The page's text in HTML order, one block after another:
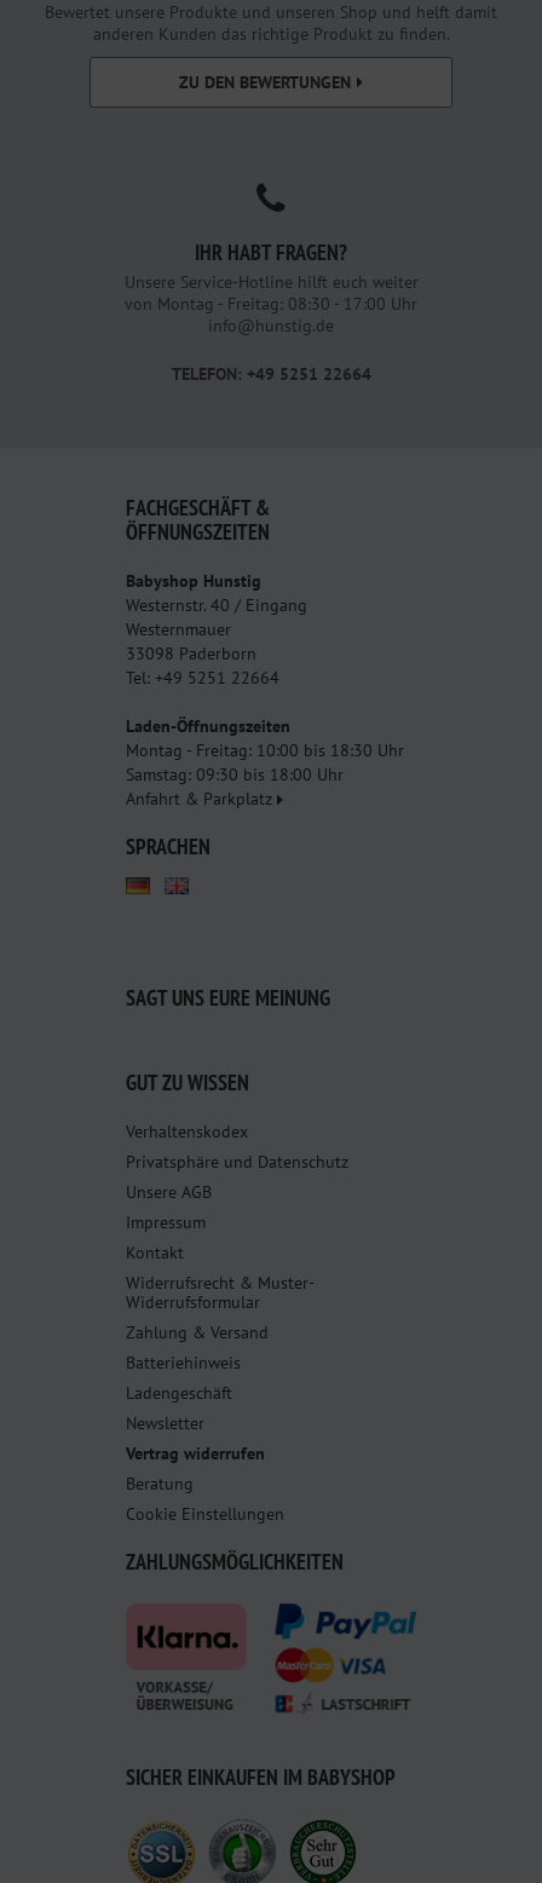
Bewertet unsere Produkte und unseren Shop und helft damit
anderen Kunden das richtige Produkt zu finden.
ZU DEN BEWERTUNGEN
IHR HABT FRAGEN?
Unsere Service-Hotline hilft euch weiter
von Montag - Freitag: 08:30 - 17:00 Uhr
info@hunstig.de
TELEFON: +49 5251 22664
FACHGESCHÄFT &
ÖFFNUNGSZEITEN
Babyshop Hunstig
Westernstr. 40 / Eingang
Westernmauer
33098 Paderborn
Tel: +49 5251 22664
Laden-Öffnungszeiten
Montag - Freitag: 10:00 bis 18:30 Uhr
Samstag: 09:30 bis 18:00 Uhr
Anfahrt & Parkplatz
SPRACHEN
SAGT UNS EURE MEINUNG
GUT ZU WISSEN
Verhaltenskodex
Privatsphäre und Datenschutz
Unsere AGB
Impressum
Kontakt
Widerrufsrecht & Muster-
Widerrufsformular
Zahlung & Versand
Batteriehinweis
Ladengeschäft
Newsletter
Vertrag widerrufen
Beratung
Cookie Einstellungen
ZAHLUNGSMÖGLICHKEITEN
SICHER EINKAUFEN IM BABYSHOP